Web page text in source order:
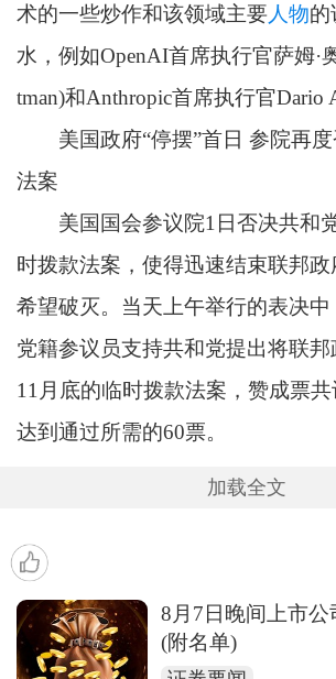
术的一些炒作和该领域主要人物的
水，例如OpenAI首席执行官萨姆·
tman)和Anthropic首席执行官Dario
美国政府“停摆”首日 参院再度
法案
美国国会参议院1日否决共和
时拨款法案，使得迅速结束联邦政
希望破灭。当天上午举行的表决
党籍参议员支持共和党提出将联
11月底的临时拨款法案，赞成票
达到通过所需的60票。
加载全文
8月7日晚间上市
(附名单)